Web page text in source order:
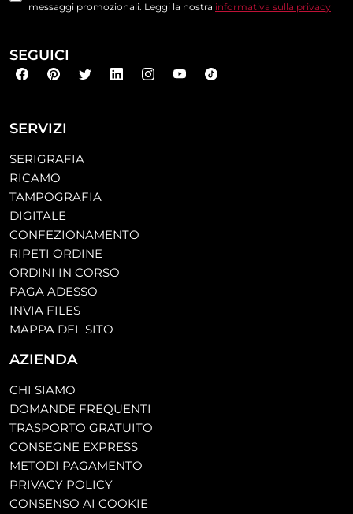
SERVIZI
SERIGRAFIA
RICAMO
TAMPOGRAFIA
DIGITALE
CONFEZIONAMENTO
RIPETI ORDINE
ORDINI IN CORSO
PAGA ADESSO
INVIA FILES
MAPPA DEL SITO
AZIENDA
CHI SIAMO
DOMANDE FREQUENTI
TRASPORTO GRATUITO
CONSEGNE EXPRESS
METODI PAGAMENTO
PRIVACY POLICY
CONSENSO AI COOKIE
messaggi promozionali. Leggi la nostra informativa sulla privacy
SEGUICI